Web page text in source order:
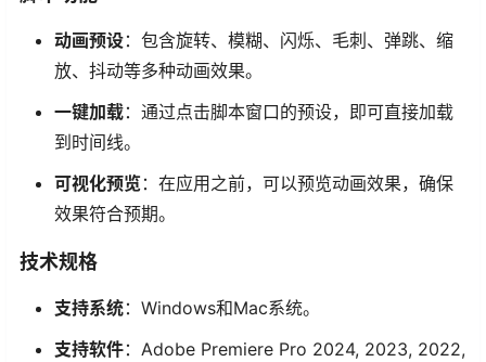
动画预设：包含旋转、模糊、闪烁、毛刺、弹跳、缩
放、抖动等多种动画效果。
一键加载：通过点击脚本窗口的预设，即可直接加载
到时间线。
可视化预览：在应用之前，可以预览动画效果，确保
效果符合预期。
技术规格
支持系统：Windows和Mac系统。
支持软件：Adobe Premiere Pro 2024, 2023, 2022,